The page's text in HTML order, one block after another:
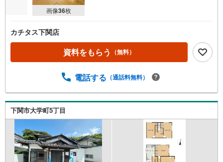
画像36枚
カチタス下関店
資料をもらう （無料）
電話する （通話料無料）
下関市大学町5丁目